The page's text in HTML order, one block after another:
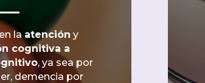
laatención y
cognitiva a
, ya sea por
demencia por